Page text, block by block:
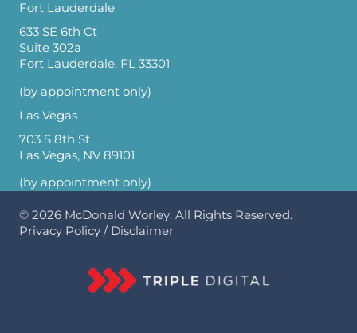
Fort Lauderdale
633 SE 6th Ct
Suite 302a
Fort Lauderdale, FL 33301
(by appointment only)
Las Vegas
703 S 8th St
Las Vegas, NV 89101
(by appointment only)
© 2026 McDonald Worley. All Rights Reserved.
Privacy Policy / Disclaimer